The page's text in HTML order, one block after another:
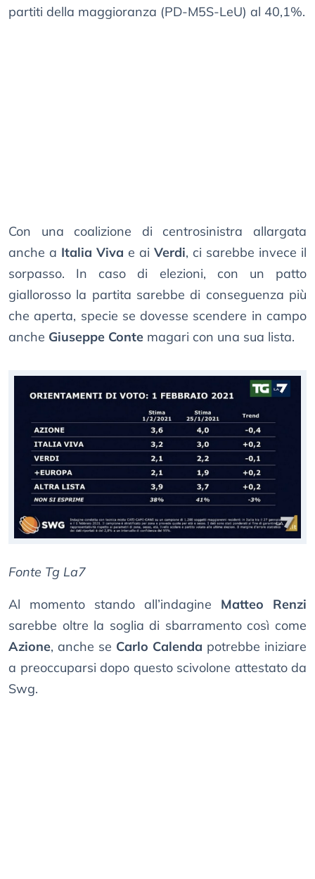
partiti della maggioranza (PD-M5S-LeU) al 40,1%.
Con una coalizione di centrosinistra allargata
anche a Italia Viva e ai Verdi, ci sarebbe invece il
sorpasso. In caso di elezioni, con un patto
giallorosso la partita sarebbe di conseguenza più
che aperta, specie se dovesse scendere in campo
anche Giuseppe Conte magari con una sua lista.
Fonte Tg La7
Al momento stando all’indagine Matteo Renzi
sarebbe oltre la soglia di sbarramento così come
Azione, anche se Carlo Calenda potrebbe iniziare
a preoccuparsi dopo questo scivolone attestato da
Swg.